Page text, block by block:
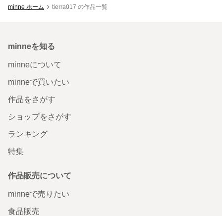
minne ホーム tierra017 の作品一覧
minneを知る
minneについて
minneで買いたい
作品をさがす
ショップをさがす
ランキング
特集
作品販売について
minneで売りたい
食品販売